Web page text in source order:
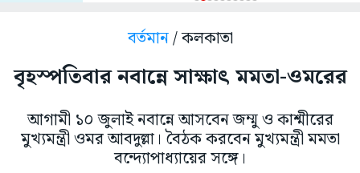
বর্তমান/ কলকাতা
বৃহস্পতিবার নবান্নে সাক্ষাৎ মমতা-ওমরের
আগামী ১০ জুলাই নবান্নে আসবেন জম্মু ও কাশ্মীরের
মুখ্যমন্ত্রী ওমর আবদুল্লা। বৈঠক করবেন মুখ্যমন্ত্রী মমতা
বন্দ্যোপাধ্যায়ের সঙ্গে।